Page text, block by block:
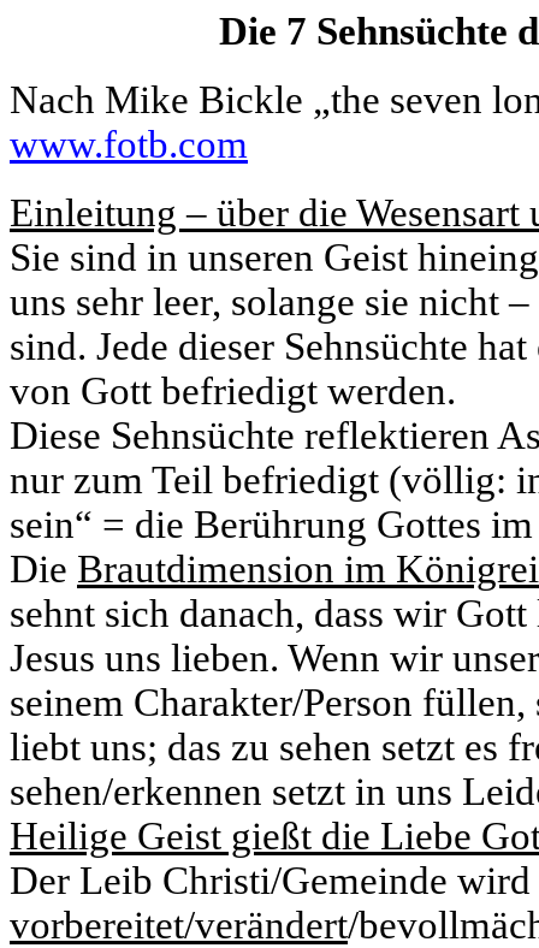
Die 7 Sehnsüchte
Nach Mike Bickle „the seven
www.fotb.com
Einleitung – über die Wesensart
Sie sind in unseren Geist
uns sehr leer, solange sie nicht
sind. Jede dieser Sehnsüchte
von Gott befriedigt werden.
Diese Sehnsüchte reflektieren
nur zum Teil befriedigt (völlig:
sein“ = die Berührung Gottes
Die Brautdimension im
sehnt sich danach, dass wir
Jesus uns lieben. Wenn wir
seinem Charakter/Person
liebt uns; das zu sehen setzt es
sehen/erkennen setzt in uns
Heilige Geist gießt die Liebe
Der Leib Christi/Gemeinde
vorbereitet/verändert/